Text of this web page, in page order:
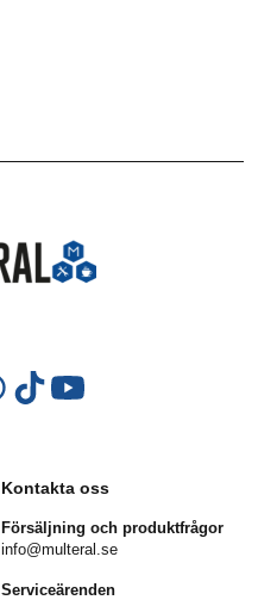
Kontakta oss
Försäljning och produktfrågor
info@multeral.se
Serviceärenden